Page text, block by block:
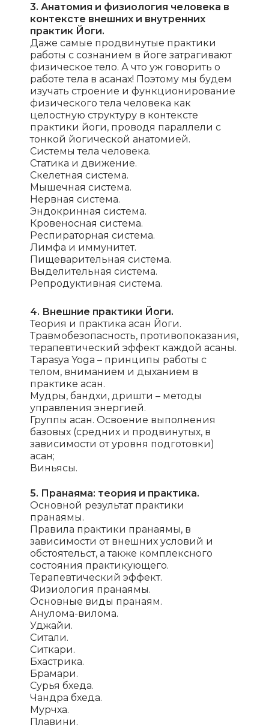
3. Анатомия и физиология человека в
контексте внешних и внутренних
практик Йоги.
Даже самые продвинутые практики
работы с сознанием в йоге затрагивают
физическое тело. А что уж говорить о
работе тела в асанах! Поэтому мы будем
изучать строение и функционирование
физического тела человека как
целостную структуру в контексте
практики йоги, проводя параллели с
тонкой йогической анатомией.
Системы тела человека.
Статика и движение.
Скелетная система.
Мышечная система.
Нервная система.
Эндокринная система.
Кровеносная система.
Респираторная система.
Лимфа и иммунитет.
Пищеварительная система.
Выделительная система.
Репродуктивная система.
4. Внешние практики Йоги.
Теория и практика асан Йоги.
Травмобезопасность, противопоказания,
терапевтический эффект каждой асаны.
Tapasya Yoga – принципы работы с
телом, вниманием и дыханием в
практике асан.
Мудры, бандхи, дришти – методы
управления энергией.
Группы асан. Освоение выполнения
базовых (средних и продвинутых, в
зависимости от уровня подготовки)
асан;
Виньясы.
5. Пранаяма: теория и практика.
Основной результат практики
пранаямы.
Правила практики пранаямы, в
зависимости от внешних условий и
обстоятельст, а также комплексного
состояния практикующего.
Терапевтический эффект.
Физиология пранаямы.
Основные виды пранаям.
Анулома-вилома.
Уджайи.
Ситали.
Ситкари.
Бхастрика.
Брамари.
Сурья бхеда.
Чандра бхеда.
Мурчха.
Плавини.